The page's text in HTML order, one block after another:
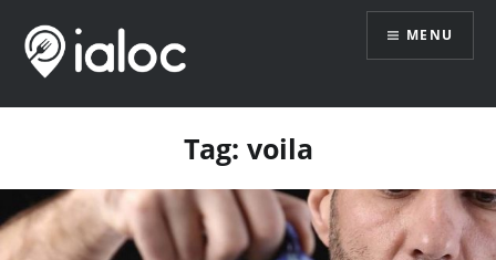
content
MENU
Tag: voila